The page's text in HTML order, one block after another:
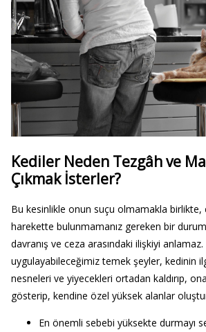
Kediler Neden Tezgâh ve
Çıkmak İsterler?
Bu kesinlikle onun suçu olmamakla birlikte,
harekette bulunmamanız gereken bir
davranış ve ceza arasındaki ilişkiyi
uygulayabileceğimiz temek şeyler, kedinin
nesneleri ve yiyecekleri ortadan kaldırıp,
gösterip, kendine özel yüksek alanlar
En önemli sebebi yüksekte durmayı